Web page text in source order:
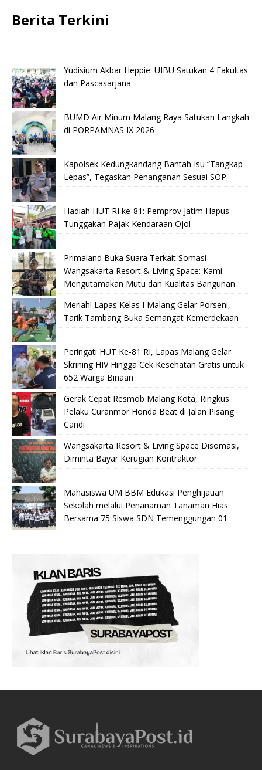
Berita Terkini
Yudisium Akbar Heppie: UIBU Satukan 4 Fakultas
dan Pascasarjana
BUMD Air Minum Malang Raya Satukan Langkah
di PORPAMNAS IX 2026
Kapolsek Kedungkandang Bantah Isu “Tangkap
Lepas”, Tegaskan Penanganan Sesuai SOP
Hadiah HUT RI ke-81: Pemprov Jatim Hapus
Tunggakan Pajak Kendaraan Ojol
Primaland Buka Suara Terkait Somasi
Wangsakarta Resort & Living Space: Kami
Mengutamakan Mutu dan Kualitas Bangunan
Meriah! Lapas Kelas I Malang Gelar Porseni,
Tarik Tambang Buka Semangat Kemerdekaan
Peringati HUT Ke-81 RI, Lapas Malang Gelar
Skrining HIV Hingga Cek Kesehatan Gratis untuk
652 Warga Binaan
Gerak Cepat Resmob Malang Kota, Ringkus
Pelaku Curanmor Honda Beat di Jalan Pisang
Candi
Wangsakarta Resort & Living Space Disomasi,
Diminta Bayar Kerugian Kontraktor
Mahasiswa UM BBM Edukasi Penghijauan
Sekolah melalui Penanaman Tanaman Hias
Bersama 75 Siswa SDN Temenggungan 01